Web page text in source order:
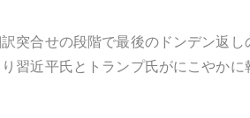
突合せの段階で最後のドンデン返
習近平氏とトランプ氏がにこやか